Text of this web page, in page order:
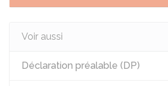
Voir aussi
Déclaration préalable (DP)